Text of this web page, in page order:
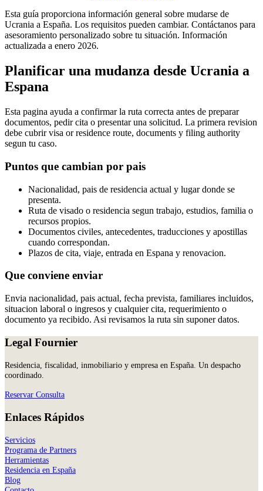
Esta guía proporciona información general sobre mudarse de
Ucrania a España. Los requisitos pueden cambiar. Contáctanos para
asesoramiento personalizado sobre tu situación. Información
actualizada a enero 2026.
Planificar una mudanza desde Ucrania a
Espana
Esta pagina ayuda a confirmar la ruta correcta antes de preparar
documentos, pedir cita o presentar una solicitud. La primera revision
debe cubrir visa or residence route, documents y filing authority
segun tu caso.
Puntos que cambian por pais
Nacionalidad, pais de residencia actual y lugar donde se
presenta.
Ruta de visado o residencia segun trabajo, estudios, familia o
recursos propios.
Documentos civiles, antecedentes, traducciones y apostillas
cuando correspondan.
Plazos de cita, viaje, entrada en Espana y renovacion.
Que conviene enviar
Envia nacionalidad, pais actual, fecha prevista, familiares incluidos,
situacion laboral o ingresos y cualquier cita, requerimiento o
documento ya recibido. Asi revisamos la ruta sin suponer datos.
Legal Fournier
Residencia, fiscalidad, inmobiliario y empresa en España. Un despacho
coordinado.
Reservar Consulta
Enlaces Rápidos
Servicios
Programa de Partners
Herramientas
Residencia en España
Blog